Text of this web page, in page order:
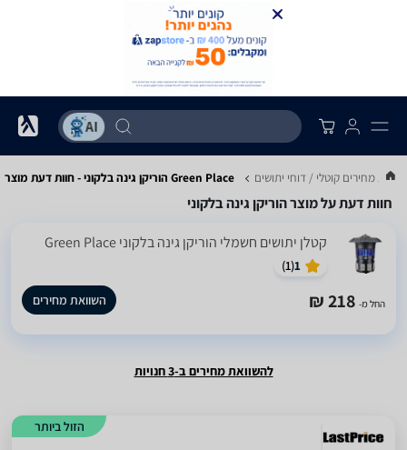
מחירים קוטלי / דוחי יתושים Green Place הוריקן גינה בלקוני - חוות דעת מוצר
חוות דעת על מוצר הוריקן גינה בלקוני
‏קטלן יתושים חשמלי הוריקן גינה בלקוני Green Place
1
(
1
)
החל מ- 218 ₪ השוואת מחירים
להשוואת מחירים ב-3 חנויות
הזול ביותר